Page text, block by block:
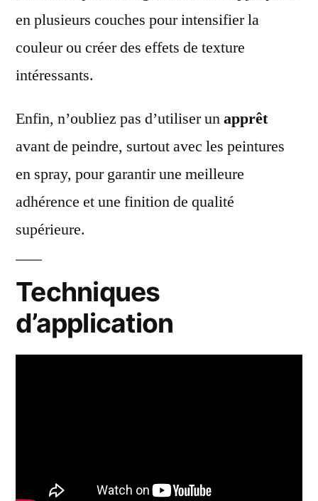
en plusieurs couches pour intensifier la
couleur ou créer des effets de texture
intéressants.
Enfin, n’oubliez pas d’utiliser unapprêt
avant de peindre, surtout avec les peintures
en spray, pour garantir une meilleure
adhérence et une finition de qualité
supérieure.
Techniques
d’application